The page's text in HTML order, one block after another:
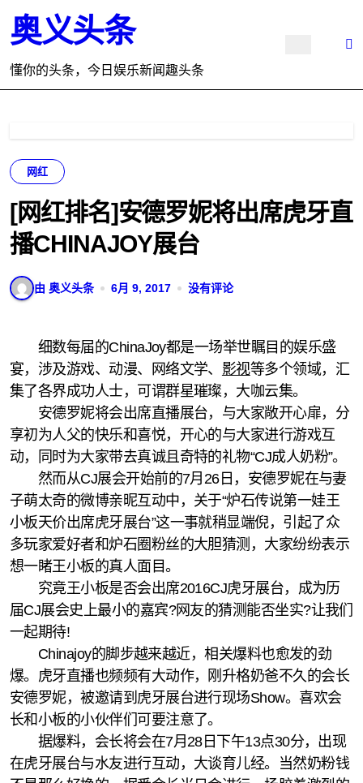
到
内
容
奥义头条
懂你的头条，今日娱乐新闻趣头条
网红
[网红排名]安德罗妮将出席虎牙直
播CHINAJOY展台
由 奥义头条 6月 9, 2017 没有评论
细数每届的ChinaJoy都是一场举世瞩目的娱乐盛
宴，涉及游戏、动漫、网络文学、 影视等多个领域，汇
集了各界成功人士，可谓群星璀璨，大咖云集。
安德罗妮将会出席直播展台，与大家敞开心扉，分
享初为人父的快乐和喜悦，开心的与大家进行游戏互
动，同时为大家带去真诚且奇特的礼物“CJ成人奶粉”。
然而从CJ展会开始前的7月26日，安德罗妮在与妻
子萌太奇的微博亲昵互动中，关于“炉石传说第一娃王
小板天价出席虎牙展台”这一事就稍显端倪，引起了众
多玩家爱好者和炉石圈粉丝的大胆猜测，大家纷纷表示
想一睹王小板的真人面目。
究竟王小板是否会出席2016CJ虎牙展台，成为历
届CJ展会史上最小的嘉宾?网友的猜测能否坐实?让我们
一起期待!
Chinajoy的脚步越来越近，相关爆料也愈发的劲
爆。虎牙直播也频频有大动作，刚升格奶爸不久的会长
安德罗妮，被邀请到虎牙展台进行现场Show。喜欢会
长和小板的小伙伴们可要注意了。
据爆料，会长将会在7月28日下午13点30分，出现
在虎牙展台与水友进行互动，大谈育儿经。当然奶粉钱